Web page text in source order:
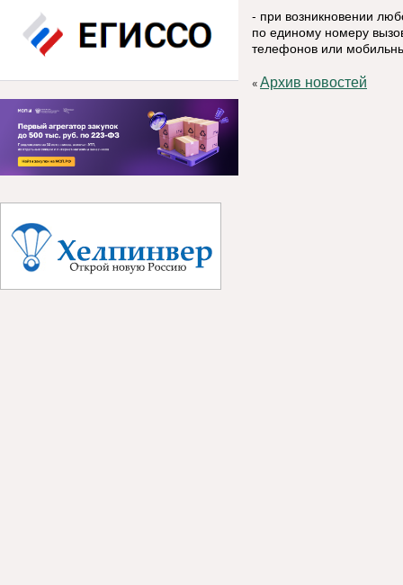
- при возникновении
по единому номеру
телефонов или
«Архив новостей